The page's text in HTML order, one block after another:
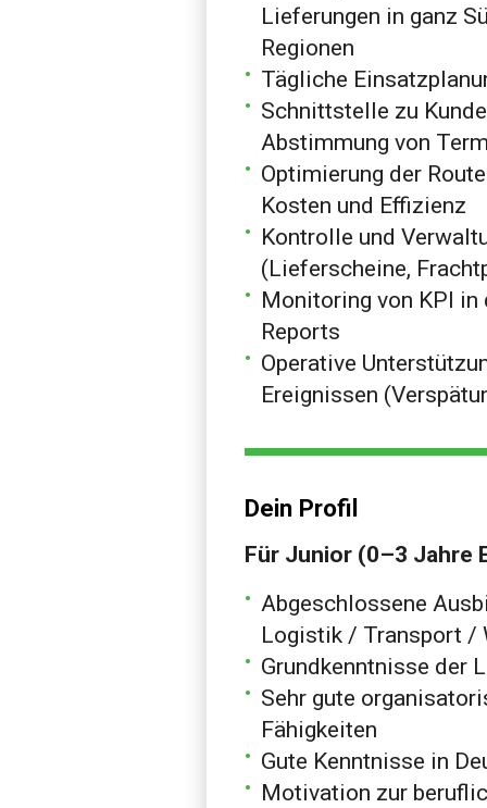
Lieferungen in ganz
Regionen
Tägliche
Schnittstelle zu
Abstimmung von
Optimierung der
Kosten und Effizienz
Kontrolle und
(Lieferscheine,
Monitoring von KPI
Reports
Operative
Ereignissen
Dein Profil
Für Junior (0–3 Jahre
Abgeschlossene
Logistik / Transport /
Grundkenntnisse der
Sehr gute
Fähigkeiten
Gute Kenntnisse in
Motivation zur